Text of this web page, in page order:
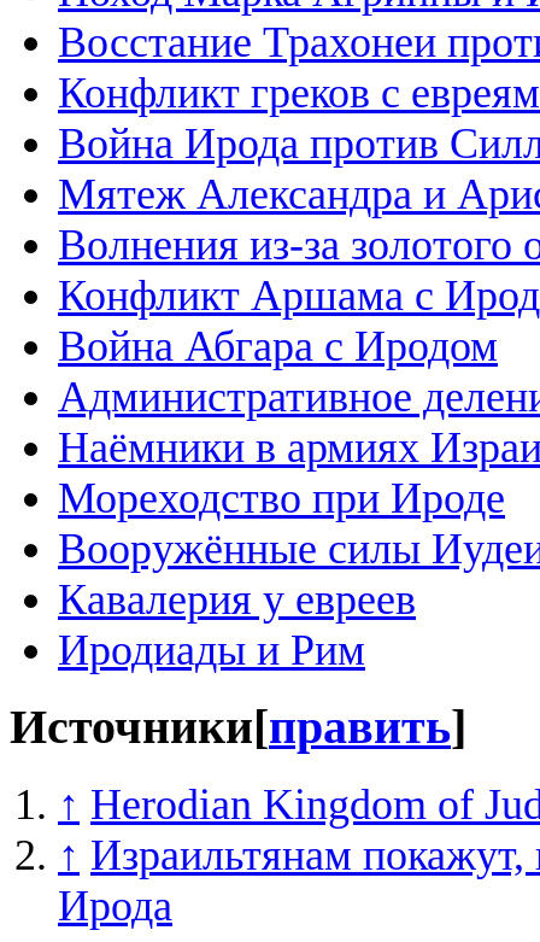
Восстание Трахонеи
Конфликт греков с
Война Ирода против
Мятеж Александра и
Волнения из-за золотого
Конфликт Аршама с
Война Абгара с Иродом
Административное
Наёмники в армиях
Мореходство при Ироде
Вооружённые силы
Кавалерия у евреев
Иродиады и Рим
Источники[править]
↑ Herodian Kingdom of
↑ Израильтянам
Ирода